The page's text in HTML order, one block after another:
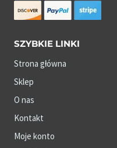
SZYBKIE LINKI
Strona główna
Sklep
O nas
Kontakt
Moje konto